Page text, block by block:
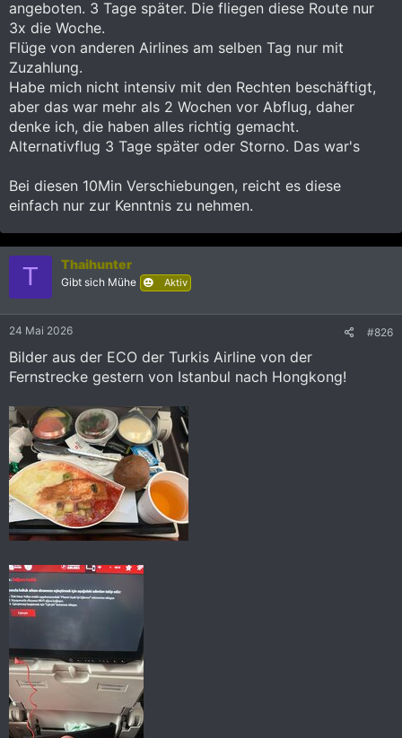
angeboten. 3 Tage später. Die fliegen diese Route nur
3x die Woche.
Flüge von anderen Airlines am selben Tag nur mit
Zuzahlung.
Habe mich nicht intensiv mit den Rechten beschäftigt,
aber das war mehr als 2 Wochen vor Abflug, daher
denke ich, die haben alles richtig gemacht.
Alternativflug 3 Tage später oder Storno. Das war's
Bei diesen 10Min Verschiebungen, reicht es diese
einfach nur zur Kenntnis zu nehmen.
T Thaihunter
Gibt sich Mühe Aktiv
24 Mai 2026 #826
Bilder aus der ECO der Turkis Airline von der
Fernstrecke gestern von Istanbul nach Hongkong!